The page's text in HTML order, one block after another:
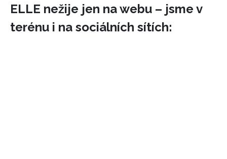
ELLE nežije jen na webu – jsme v
terénu i na sociálních sítích: